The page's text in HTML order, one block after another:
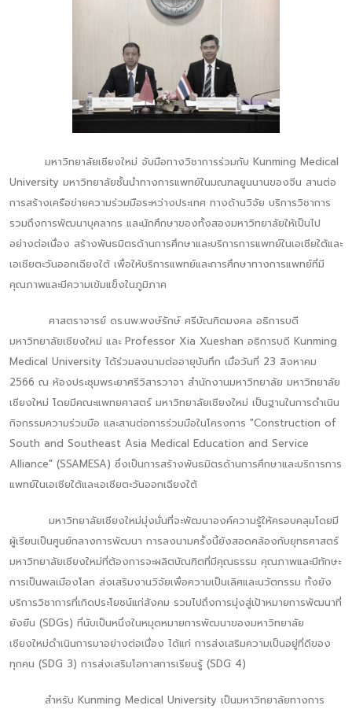
มหาวิทยาลัยเชียงใหม่ จับมือทางวิชาการร่วมกับ Kunming Medical
University มหาวิทยาลัยชั้นนำทางการแพทย์ในมณฑลยูนนานของจีน สานต่อ
การสร้างเครือข่ายความร่วมมือระหว่างประเทศ ทางด้านวิจัย บริการวิชาการ
รวมถึงการพัฒนาบุคลากร และนักศึกษาของทั้งสองมหาวิทยาลัยให้เป็นไป
อย่างต่อเนื่อง สร้างพันธมิตรด้านการศึกษาและบริการการแพทย์ในเอเชียใต้และ
เอเชียตะวันออกเฉียงใต้ เพื่อให้บริการแพทย์และการศึกษาทางการแพทย์ที่มี
คุณภาพและมีความเข้มแข็งในภูมิภาค
ศาสตราจารย์ ดร.นพ.พงษ์รักษ์ ศรีบัณฑิตมงคล อธิการบดี
มหาวิทยาลัยเชียงใหม่ และ Professor Xia Xueshan อธิการบดี Kunming
Medical University ได้ร่วมลงนามต่ออายุบันทึก เมื่อวันที่ 23 สิงหาคม
2566 ณ ห้องประชุมพระยาศรีวิสารวาจา สำนักงานมหาวิทยาลัย มหาวิทยาลัย
เชียงใหม่ โดยมีคณะแพทยศาสตร์ มหาวิทยาลัยเชียงใหม่ เป็นฐานในการดำเนิน
กิจกรรมความร่วมมือ และสานต่อการร่วมมือในโครงการ "Construction of
South and Southeast Asia Medical Education and Service
Alliance" (SSAMESA) ซึ่งเป็นการสร้างพันธมิตรด้านการศึกษาและบริการการ
แพทย์ในเอเชียใต้และเอเชียตะวันออกเฉียงใต้
มหาวิทยาลัยเชียงใหม่มุ่งมั่นที่จะพัฒนาองค์ความรู้ให้ครอบคลุมโดยมี
ผู้เรียนเป็นศูนย์กลางการพัฒนา การลงนามครั้งนี้ยังสอดคล้องกับยุทธศาสตร์
มหาวิทยาลัยเชียงใหม่ที่ต้องการจะผลิตบัณฑิตที่มีคุณธรรม คุณภาพและมีทักษะ
การเป็นพลเมืองโลก ส่งเสริมงานวิจัยเพื่อความเป็นเลิศและนวัตกรรม ทั้งยัง
บริการวิชาการที่เกิดประโยชน์แก่สังคม รวมไปถึงการมุ่งสู่เป้าหมายการพัฒนาที่
ยังยืน (SDGs) ที่นับเป็นหนึ่งในหมุดหมายการพัฒนาของมหาวิทยาลัย
เชียงใหม่ดำเนินการมาอย่างต่อเนื่อง ได้แก่ การส่งเสริมความเป็นอยู่ที่ดีของ
ทุกคน (SDG 3) การส่งเสริมโอกาสการเรียนรู้ (SDG 4)
สำหรับ Kunming Medical University เป็นมหาวิทยาลัยทางการ